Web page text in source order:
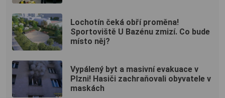
Lochotín čeká obří proměna!
Sportoviště U Bazénu zmizí. Co bude
místo něj?
Vypálený byt a masivní evakuace v
Plzni! Hasiči zachraňovali obyvatele v
maskách